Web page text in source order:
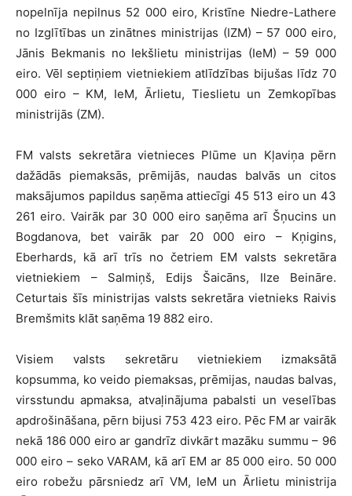
nopelnīja nepilnus 52 000 eiro, Kristīne Niedre-Lathere
no Izglītības un zinātnes ministrijas (IZM) – 57 000 eiro,
Jānis Bekmanis no Iekšlietu ministrijas (IeM) – 59 000
eiro. Vēl septiņiem vietniekiem atlīdzības bijušas līdz 70
000 eiro – KM, IeM, Ārlietu, Tieslietu un Zemkopības
ministrijās (ZM).
FM valsts sekretāra vietnieces Plūme un Kļaviņa pērn
dažādās piemaksās, prēmijās, naudas balvās un citos
maksājumos papildus saņēma attiecīgi 45 513 eiro un 43
261 eiro. Vairāk par 30 000 eiro saņēma arī Šņucins un
Bogdanova, bet vairāk par 20 000 eiro – Kņigins,
Eberhards, kā arī trīs no četriem EM valsts sekretāra
vietniekiem – Salmiņš, Edijs Šaicāns, Ilze Beināre.
Ceturtais šīs ministrijas valsts sekretāra vietnieks Raivis
Bremšmits klāt saņēma 19 882 eiro.
Visiem valsts sekretāru vietniekiem izmaksātā
kopsumma, ko veido piemaksas, prēmijas, naudas balvas,
virsstundu apmaksa, atvaļinājuma pabalsti un veselības
apdrošināšana, pērn bijusi 753 423 eiro. Pēc FM ar vairāk
nekā 186 000 eiro ar gandrīz divkārt mazāku summu – 96
000 eiro – seko VARAM, kā arī EM ar 85 000 eiro. 50 000
eiro robežu pārsniedz arī VM, IeM un Ārlietu ministrija